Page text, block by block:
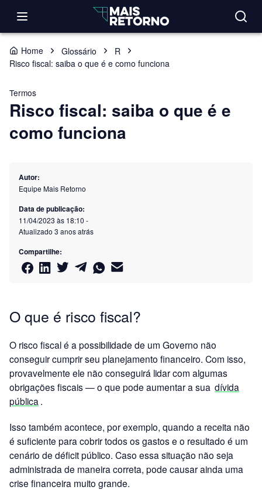
Home Glossário
R
Risco fiscal: saiba o que é e como funciona
Termos
Risco fiscal: saiba o que é e
como funciona
Autor:
Equipe Mais Retorno
Data de publicação:
11/04/2023 às 18:10 -
Atualizado 3 anos atrás
Compartilhe:
O que é risco fiscal?
O risco fiscal é a possibilidade de um Governo não
conseguir cumprir seu planejamento financeiro. Com isso,
provavelmente ele não conseguirá lidar com algumas
obrigações fiscais — o que pode aumentar a sua dívida
pública .
Isso também acontece, por exemplo, quando a receita não
é suficiente para cobrir todos os gastos e o resultado é um
cenário de déficit público. Caso essa situação não seja
administrada de maneira correta, pode causar ainda uma
crise financeira muito grande.